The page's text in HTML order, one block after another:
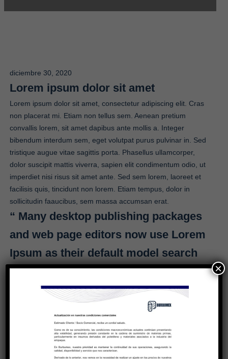
diciembre 30, 2020
Lorem ipsum dolor sit amet
Lorem ipsum dolor sit amet, consectetur adipiscing elit. Cras
non placerat mi. Etiam non tellus sem. Aenean pretium
convallis lorem, sit amet dapibus ante mollis a. Integer
bibendum interdum sem, eget volutpat purus pulvinar in. Sed
tristique augue vitae sagittis porta. Phasellus ullamcorper,
dolor suscipit mattis viverra, sapien elit condimentum odio, ut
imperdiet nisi risus sit amet ante. Sed sem lorem, laoreet et
facilisis quis, tincidunt non lorem. Etiam tempus, dolor in
sollicitudin faaucibus, sem massa accumsan erat.
“ Many desktop publishing packages
and web page editors now use Lorem
Ipsum as their default model search
for evolved over sometimes by
accident, sometimes on purpose ”
Aenean lorem diam, venenatis nec venenatis id, adipiscing ac
massa. Nam vel dui eget justo dictum pretium a rhoncus
ipsum. Donec venenatis erat tincidunt nunc suscipit, sit amet
bibendum lacus posuere. Sed scelerisque, dolor a pharetra
sodales, mi augue consequat sapien, et interdum tellus leo et
×